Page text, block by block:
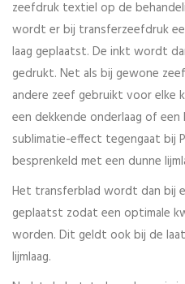
zeefdruk textiel op de
wordt er bij transferzeefdruk
laag geplaatst. De inkt wordt
gedrukt. Net als bij gewone
andere zeef gebruikt voor elke
een dekkende onderlaag of
sublimatie-effect tegengaat bij
besprenkeld met een dunne
Het transferblad wordt dan bij
geplaatst zodat een optimale
worden. Dit geldt ook bij de
lijmlaag.